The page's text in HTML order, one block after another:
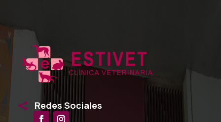
 Redes Sociales